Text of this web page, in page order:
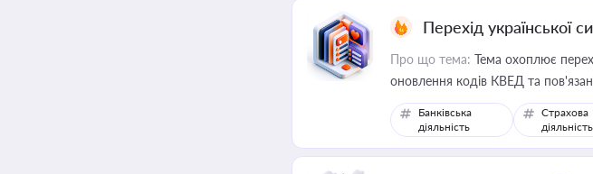
Перехід української
Про що тема: Тема охоплює
оновлення кодів КВЕД та
Банківська
діяльність
Страхова
діяльність